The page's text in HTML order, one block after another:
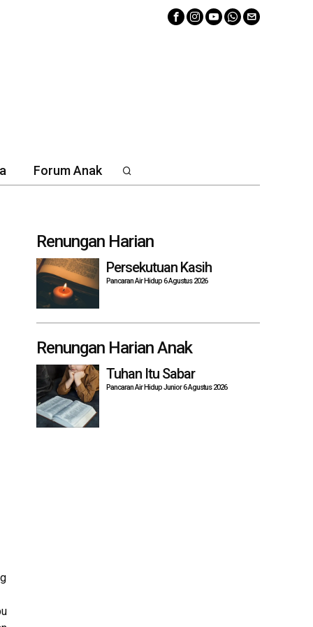
Forum Anak
Renungan Harian
Persekutuan Kasih
Pancaran Air Hidup 6 Agustus 2026
Renungan Harian Anak
Tuhan Itu Sabar
Pancaran Air Hidup Junior 6 Agustus 2026